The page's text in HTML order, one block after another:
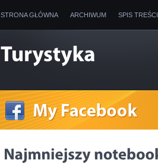
STRONA GŁÓWNA ARCHIWUM SPIS TREŚCI